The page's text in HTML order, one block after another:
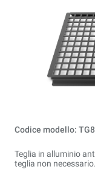
Codice modello:
Teglia in alluminio
teglia non necessario.